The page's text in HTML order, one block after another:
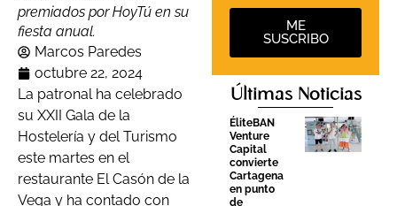
premiados por HoyTú en su
fiesta anual.
Marcos Paredes
octubre 22, 2024
La patronal ha celebrado
su XXII Gala de la
Hostelería y del Turismo
este martes en el
restaurante El Casón de la
Vega y ha contado con
ME
SUSCRIBO
Últimas Noticias
ÉliteBAN
Venture
Capital
convierte
Cartagena
en punto
de